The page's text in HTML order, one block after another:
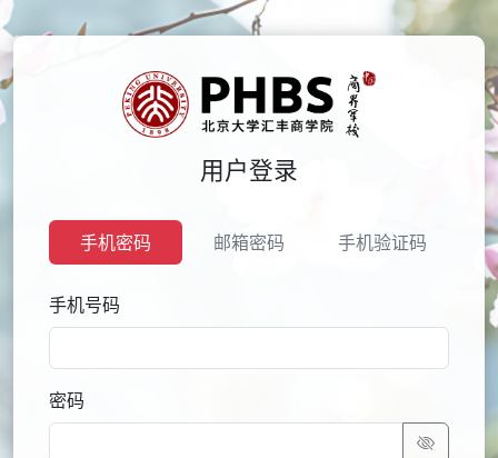
用户登录
手机密码 邮箱密码 手机验证码
手机号码
密码